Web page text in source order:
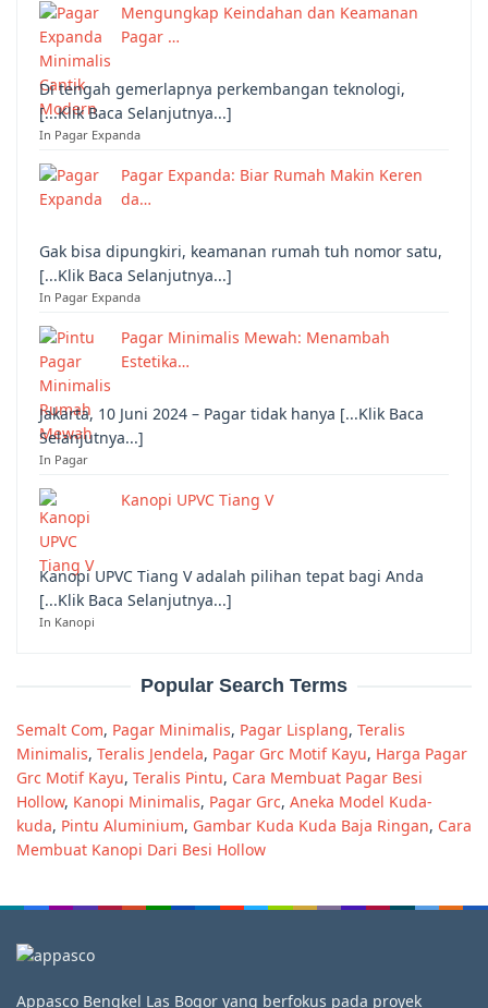
Mengungkap Keindahan dan Keamanan
Pagar …
Di tengah gemerlapnya perkembangan teknologi,
[...Klik Baca Selanjutnya...]
In Pagar Expanda
Pagar Expanda: Biar Rumah Makin Keren
da…
Gak bisa dipungkiri, keamanan rumah tuh nomor satu,
[...Klik Baca Selanjutnya...]
In Pagar Expanda
Pagar Minimalis Mewah: Menambah
Estetika…
Jakarta, 10 Juni 2024 – Pagar tidak hanya [...Klik Baca
Selanjutnya...]
In Pagar
Kanopi UPVC Tiang V
Kanopi UPVC Tiang V adalah pilihan tepat bagi Anda
[...Klik Baca Selanjutnya...]
In Kanopi
Popular Search Terms
Semalt Com, Pagar Minimalis, Pagar Lisplang, Teralis
Minimalis, Teralis Jendela, Pagar Grc Motif Kayu, Harga Pagar
Grc Motif Kayu, Teralis Pintu, Cara Membuat Pagar Besi
Hollow, Kanopi Minimalis, Pagar Grc, Aneka Model Kuda-
kuda, Pintu Aluminium, Gambar Kuda Kuda Baja Ringan, Cara
Membuat Kanopi Dari Besi Hollow
Appasco Bengkel Las Bogor yang berfokus pada proyek